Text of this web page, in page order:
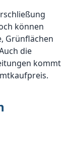
können
Grünflächen
die
kommt